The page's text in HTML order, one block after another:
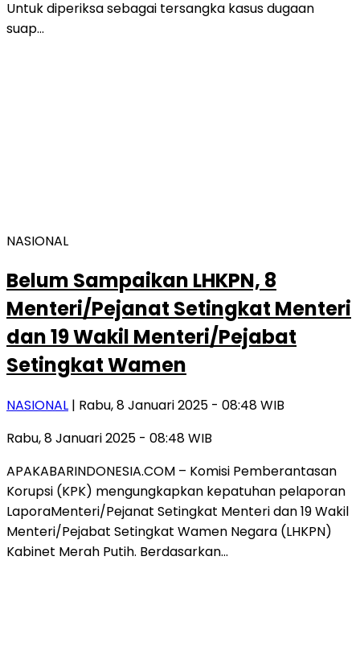
Untuk diperiksa sebagai tersangka kasus dugaan
suap…
NASIONAL
Belum Sampaikan LHKPN, 8
Menteri/Pejanat Setingkat Menteri
dan 19 Wakil Menteri/Pejabat
Setingkat Wamen
NASIONAL | Rabu, 8 Januari 2025 - 08:48 WIB
Rabu, 8 Januari 2025 - 08:48 WIB
APAKABARINDONESIA.COM – Komisi Pemberantasan
Korupsi (KPK) mengungkapkan kepatuhan pelaporan
LaporaMenteri/Pejanat Setingkat Menteri dan 19 Wakil
Menteri/Pejabat Setingkat Wamen Negara (LHKPN)
Kabinet Merah Putih. Berdasarkan…